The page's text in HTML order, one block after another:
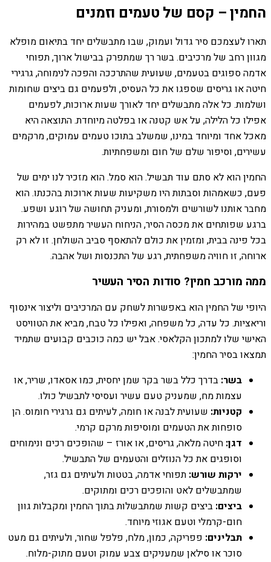
החמין – קסם של טעמים וזמנים
תארו לעצמכם סיר גדול ועמוק, שבו מתבשלים יחד בתיאום מופלא
מגוון רחב של מרכיבים. בשר רך שמתפרק בבישול ארוך, תפוחי
אדמה ספוגים בטעמים, שעועית שהתרככה והפכה לנימוחה, גרגירי
חיטה או גריסים שספגו את כל העסיס, ולפעמים גם ביצים שחומות
ושלמות. כל אלה מתבשלים יחד לאורך שעות ארוכות, לפעמים
אפילו כל הלילה, על אש קטנה או בפלטה מיוחדת. התוצאה היא
מאכל אחד ומיוחד במינו, שמשלב בתוכו טעמים עמוקים, מרקמים
עשירים, וסיפור שלם של חום ומשפחתיות.
החמין הוא לא סתם עוד תבשיל. הוא סמל. הוא מזכיר לנו ימים של
פעם, כשאמהות וסבתות היו משקיעות שעות ארוכות בהכנתו. הוא
מחבר אותנו לשורשים ולמסורת, ומעניק תחושה של רוגע ושפע.
ברגע שפותחים את מכסה הסיר, הניחוח העשיר מתפשט במהירות
בכל פינה בבית, ומזמין את כולם להתאסף סביב השולחן. זו לא רק
ארוחה, זו חוויה משפחתית, רגע של התכנסות ושל אהבה.
ממה מורכב חמין? סודות הסיר העשיר
היופי של החמין הוא באפשרות לשחק עם המרכיבים וליצור אינסוף
וריאציות. כל עדה, כל משפחה, ואפילו כל טבח, מביא את הטוויסט
האישי שלו למתכון הקלאסי. אבל יש כמה כוכבים קבועים שתמיד
תמצאו בסיר החמין:
בשר: בדרך כלל בשר בקר שמן יחסית, כמו אסאדו, שריר, או
עצמות מח, שמעניק טעם עשיר ועסיסי לתבשיל כולו.
קטניות: שעועית לבנה או חומה, לעיתים גם גרגירי חומוס. הן
סופחות את הטעמים ומוסיפות מרקם קרמי.
דגן: חיטה מלאה, גריסים, או אורז – שהופכים רכים ונימוחים
וסופגים את כל הנוזלים והטעמים של התבשיל.
ירקות שורש: תפוחי אדמה, בטטות ולעיתים גם גזר,
שמתבשלים לאט והופכים רכים ומתוקים.
ביצים: ביצים קשות שמתבשלות בתוך החמין ומקבלות גוון
חום-קרמלי וטעם אגוזי מיוחד.
תבלינים: פפריקה, כמון, מלח, פלפל שחור, ולעיתים גם מעט
סוכר או סילאן שמעניקים צבע עמוק וטעם מתוק-מלוח.